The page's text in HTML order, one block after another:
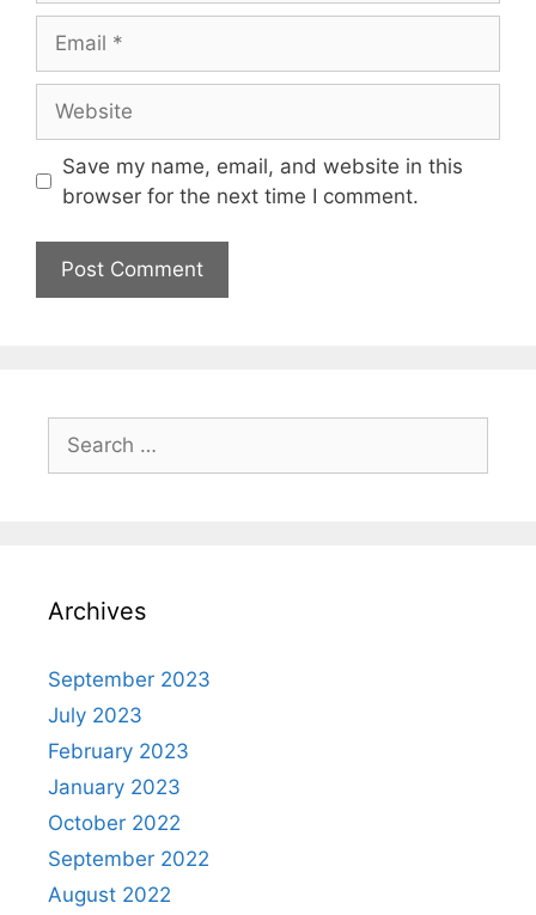
Save my name, email, and website in this
browser for the next time I comment.
Archives
September 2023
July 2023
February 2023
January 2023
October 2022
September 2022
August 2022